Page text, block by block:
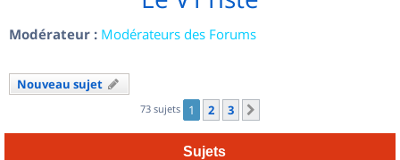
Modérateur : Modérateurs des Forums
Nouveau sujet
73 sujets 1 2 3
Sujets